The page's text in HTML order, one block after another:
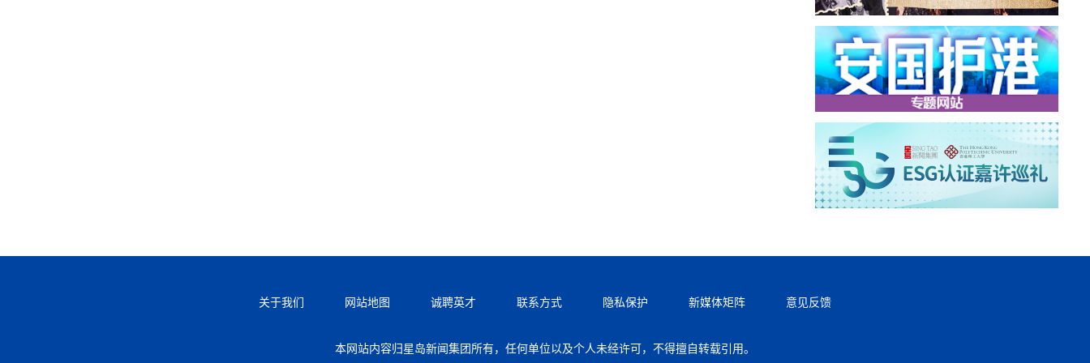
关于我们 网站地图 诚聘英才 联系方式 隐私保护 新媒体矩阵 意见反馈
本网站内容归星岛新闻集团所有，任何单位以及个人未经许可，不得擅自转载引用。